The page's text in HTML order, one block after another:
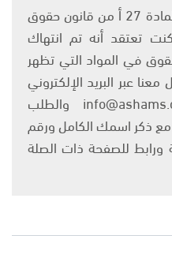
يتم الاستخدام المواد وفقًا للمادة 27 أ من قانون حقوق
2007، وإن كنت تعتقد أنه تم انتهاك
في المواد التي تظهر
عبر البريد الإلكتروني
على العنوان التالي: info@ashams.com والطلب
مع ذكر اسمك الكامل ورقم
للصفحة ذات الصلة